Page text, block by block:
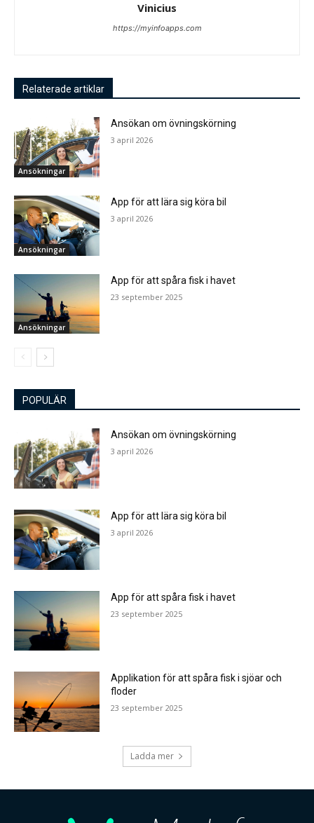
Vinicius
https://myinfoapps.com
Relaterade artiklar
Ansökningar
Ansökan om övningskörning
3 april 2026
Ansökningar
App för att lära sig köra bil
3 april 2026
Ansökningar
App för att spåra fisk i havet
23 september 2025
POPULÄR
Ansökan om övningskörning
3 april 2026
App för att lära sig köra bil
3 april 2026
App för att spåra fisk i havet
23 september 2025
Applikation för att spåra fisk i sjöar och
floder
23 september 2025
Ladda mer